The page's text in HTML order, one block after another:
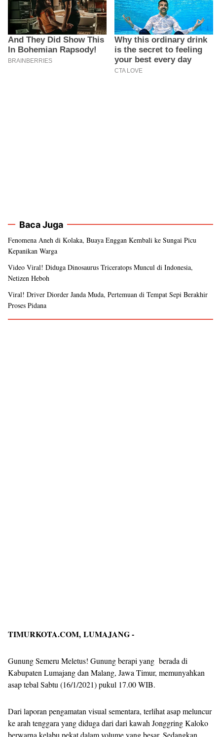
Baca Juga
Fenomena Aneh di Kolaka, Buaya Enggan Kembali ke Sungai Picu
Kepanikan Warga
Video Viral! Diduga Dinosaurus Triceratops Muncul di Indonesia,
Netizen Heboh
Viral! Driver Diorder Janda Muda, Pertemuan di Tempat Sepi Berakhir
Proses Pidana
TIMURKOTA.COM, LUMAJANG -
Gunung Semeru Meletus! Gunung berapi yang berada di
Kabupaten Lumajang dan Malang, Jawa Timur, memunyahkan
asap tebal Sabtu (16/1/2021) pukul 17.00 WIB.
Dari laporan pengamatan visual sementara, terlihat asap meluncur
ke arah tenggara yang diduga dari dari kawah Jonggring Kaloko
berwarna kelabu pekat dalam volume yang besar. Sedangkan